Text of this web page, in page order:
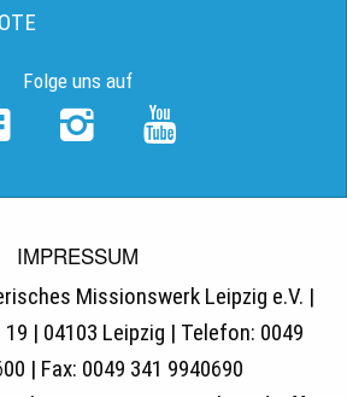
Folge uns auf
IMPRESSUM
Missionswerk Leipzig e.V. |
| 04103 Leipzig | Telefon: 0049
| Fax: 0049 341 9940690